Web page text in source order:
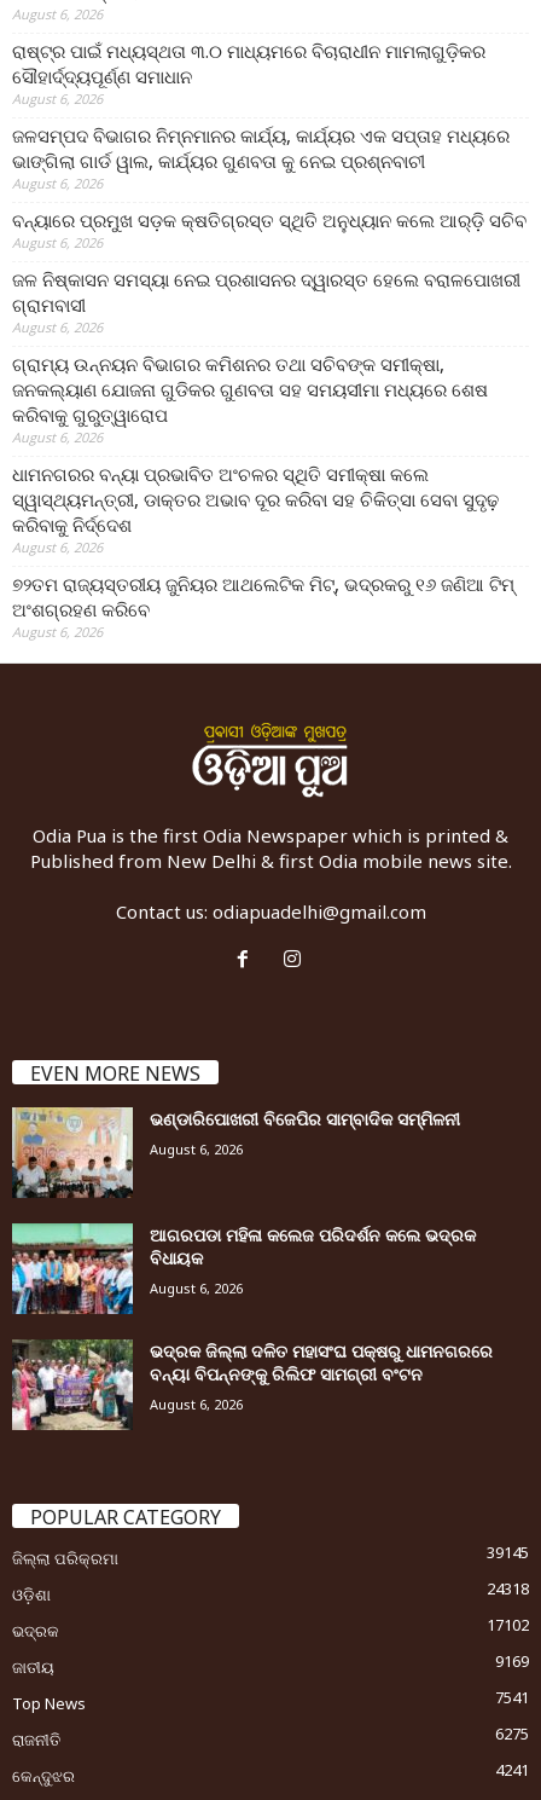
August 6, 2026
ରାଷ୍ଟ୍ର ପାଇଁ ମଧ୍ୟସ୍ଥତା ୩.୦ ମାଧ୍ୟମରେ ବିଚାରାଧୀନ ମାମଲାଗୁଡ଼ିକର
ସୌହାର୍ଦ୍ଦ୍ୟପୂର୍ଣ୍ଣ ସମାଧାନ
August 6, 2026
ଜଳସମ୍ପଦ ବିଭାଗର ନିମ୍ନମାନର କାର୍ଯ୍ୟ, କାର୍ଯ୍ୟର ଏକ ସପ୍ତାହ ମଧ୍ୟରେ
ଭାଙ୍ଗିଲା ଗାର୍ଡ ୱାଲ, କାର୍ଯ୍ୟର ଗୁଣବତା କୁ ନେଇ ପ୍ରଶ୍ନବାଚୀ
August 6, 2026
ବନ୍ୟାରେ ପ୍ରମୁଖ ସଡ଼କ କ୍ଷତିଗ୍ରସ୍ତ ସ୍ଥିତି ଅନୁଧ୍ୟାନ କଲେ ଆର୍‌ଡ଼ି ସଚିବ
August 6, 2026
ଜଳ ନିଷ୍କାସନ ସମସ୍ୟା ନେଇ ପ୍ରଶାସନର ଦ୍ୱାରସ୍ତ ହେଲେ ବରାଳପୋଖରୀ
ଗ୍ରାମବାସୀ
August 6, 2026
ଗ୍ରାମ୍ୟ ଉନ୍ନୟନ ବିଭାଗର କମିଶନର ତଥା ସଚିବଙ୍କ ସମୀକ୍ଷା,
ଜନକଲ୍ୟାଣ ଯୋଜନା ଗୁଡିକର ଗୁଣବତା ସହ ସମୟସୀମା ମଧ୍ୟରେ ଶେଷ
କରିବାକୁ ଗୁରୁତ୍ୱାରୋପ
August 6, 2026
ଧାମନଗରର ବନ୍ୟା ପ୍ରଭାବିତ ଅଂଚଳର ସ୍ଥିତି ସମୀକ୍ଷା କଲେ
ସ୍ୱାସ୍ଥ୍ୟମନ୍ତ୍ରୀ, ଡାକ୍ତର ଅଭାବ ଦୂର କରିବା ସହ ଚିକିତ୍ସା ସେବା ସୁଦୃଢ଼
କରିବାକୁ ନିର୍ଦ୍ଦେଶ
August 6, 2026
୭୨ତମ ରାଜ୍ୟସ୍ତରୀୟ ଜୁନିୟର ଆଥଲେଟିକ ମିଟ୍‌, ଭଦ୍ରକରୁ ୧୬ ଜଣିଆ ଟିମ୍
ଅଂଶଗ୍ରହଣ କରିବେ
August 6, 2026
Odia Pua is the first Odia Newspaper which is printed &
Published from New Delhi & first Odia mobile news site.
Contact us: odiapuadelhi@gmail.com
EVEN MORE NEWS
ଭଣ୍ଡାରିପୋଖରୀ ବିଜେପିର ସାମ୍ବାଦିକ ସମ୍ମିଳନୀ
August 6, 2026
ଆଗରପଡା ମହିଳା କଲେଜ ପରିଦର୍ଶନ କଲେ ଭଦ୍ରକ
ବିଧାୟକ
August 6, 2026
ଭଦ୍ରକ ଜିଲ୍ଲା ଦଳିତ ମହାସଂଘ ପକ୍ଷରୁ ଧାମନଗରରେ
ବନ୍ୟା ବିପନ୍ନଙ୍କୁ ରିଲିଫ ସାମଗ୍ରୀ ବଂଟନ
August 6, 2026
POPULAR CATEGORY
ଜିଲ୍ଲା ପରିକ୍ରମା
39145
ଓଡ଼ିଶା
24318
ଭଦ୍ରକ
17102
ଜାତୀୟ
9169
Top News
7541
ରାଜନୀତି
6275
କେନ୍ଦୁଝର
4241